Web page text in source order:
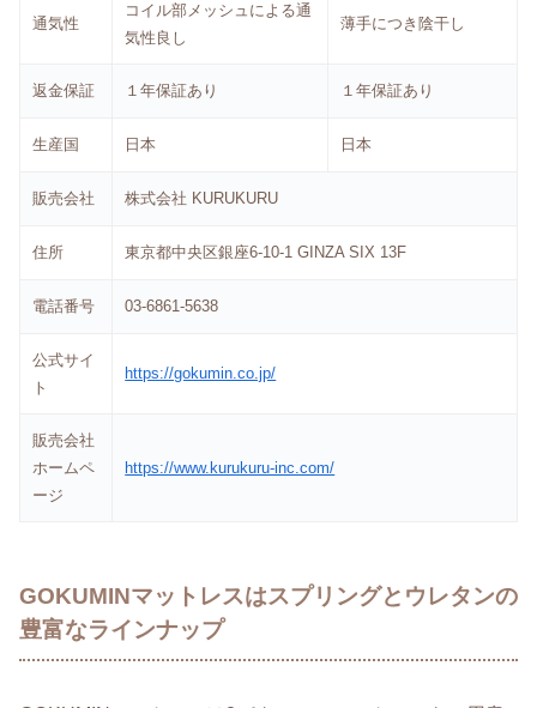
通気性
コイル部メッシュによる通
気性良し
薄手につき陰干し
返金保証 １年保証あり １年保証あり
生産国 日本 日本
販売会社 株式会社 KURUKURU
住所 東京都中央区銀座6-10-1 GINZA SIX 13F
電話番号 03-6861-5638
公式サイ
ト
https://gokumin.co.jp/
販売会社
ホームペ
ージ
https://www.kurukuru-inc.com/
GOKUMINマットレスはスプリングとウレタンの
豊富なラインナップ